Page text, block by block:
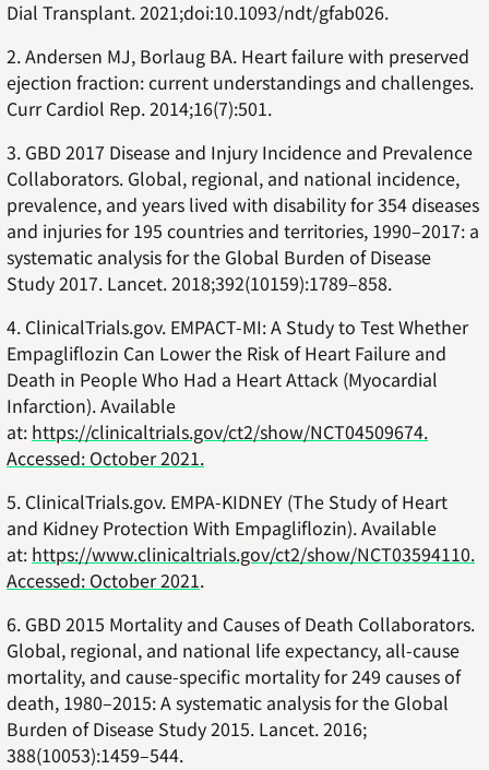
Dial Transplant. 2021;doi:10.1093/ndt/gfab026.
2. Andersen MJ, Borlaug BA. Heart failure with preserved
ejection fraction: current understandings and challenges.
Curr Cardiol Rep. 2014;16(7):501.
3. GBD 2017 Disease and Injury Incidence and Prevalence
Collaborators. Global, regional, and national incidence,
prevalence, and years lived with disability for 354 diseases
and injuries for 195 countries and territories, 1990–2017: a
systematic analysis for the Global Burden of Disease
Study 2017. Lancet. 2018;392(10159):1789–858.
4. ClinicalTrials.gov. EMPACT-MI: A Study to Test Whether
Empagliflozin Can Lower the Risk of Heart Failure and
Death in People Who Had a Heart Attack (Myocardial
Infarction). Available
at: https://clinicaltrials.gov/ct2/show/NCT04509674.
Accessed: October 2021.
5. ClinicalTrials.gov. EMPA-KIDNEY (The Study of Heart
and Kidney Protection With Empagliflozin). Available
at: https://www.clinicaltrials.gov/ct2/show/NCT03594110.
Accessed: October 2021.
6. GBD 2015 Mortality and Causes of Death Collaborators.
Global, regional, and national life expectancy, all-cause
mortality, and cause-specific mortality for 249 causes of
death, 1980–2015: A systematic analysis for the Global
Burden of Disease Study 2015. Lancet. 2016;
388(10053):1459–544.